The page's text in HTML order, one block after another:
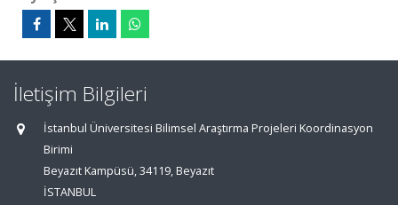
İletişim Bilgileri
İstanbul Üniversitesi Bilimsel Araştırma Projeleri Koordinasyon
Birimi
Beyazıt Kampüsü, 34119, Beyazıt
İSTANBUL